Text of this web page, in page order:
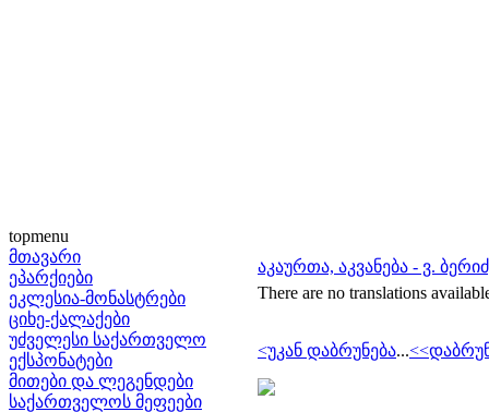
topmenu
მთავარი
ეპარქიები
ეკლესია-მონასტრები
ციხე-ქალაქები
უძველესი საქართველო
ექსპონატები
მითები და ლეგენდები
საქართველოს მეფეები
აკაურთა, აკვანება - ვ.
There are no translations
<უკან დაბრუნება...